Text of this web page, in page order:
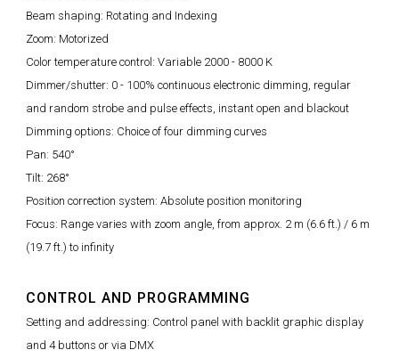
Beam shaping: Rotating and Indexing
Zoom: Motorized
Color temperature control: Variable 2000 - 8000 K
Dimmer/shutter: 0 - 100% continuous electronic dimming, regular
and random strobe and pulse effects, instant open and blackout
Dimming options: Choice of four dimming curves
Pan: 540°
Tilt: 268°
Position correction system: Absolute position monitoring
Focus: Range varies with zoom angle, from approx. 2 m (6.6 ft.) / 6 m
(19.7 ft.) to infinity
CONTROL AND PROGRAMMING
Setting and addressing: Control panel with backlit graphic display
and 4 buttons or via DMX